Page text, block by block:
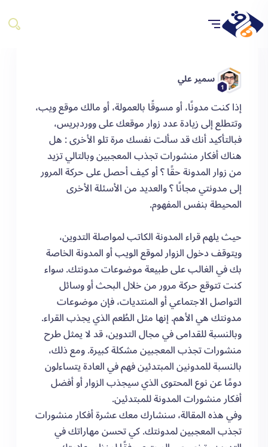
1 سمير علي
إذا كنت مدونًا، أو مسوقًا بالعمولة، أو مالك موقع ويب،
وتتطلع إلى زيادة عدد زوار موقعك على ووردبريس،
فبالتأكيد أنك قد سألت نفسك مرة تلو الأخرى : هل
هناك أفكار منشورات تجذب المعجبين وبالتالي تزيد
من زوار المدونة حقًا ؟ أو كيف أحصل على حركة المرور
إلى مدونتي مجانًا ؟ والعديد من الأسئلة الأخرى
المحيطة بنفس المفهوم.
حيث يلهم قراء المدونة الكاتب لمواصلة التدوين،
ويتوقف دخول الزوار لموقع الويب أو المدونة الخاصة
بك في الغالب على طبيعة موضوعات مدونتك. سواء
كنت تتوقع حركة مرور من خلال البحث أو وسائل
التواصل الاجتماعي أو المنتديات، فإن موضوعات
مدونتك هي الأهم. إنها مثل الطُعم الذي يجذب القراء.
وبالنسبة للقدامى في مجال التدوين، قد لا يمثل طرح
منشورات تجذب المعجبين مشكلة كبيرة. ومع ذلك،
بالنسبة للمدونين المبتدئين فهم في العادة يتساءلون
دومًا عن نوع المحتوى الذي سيجذب الزوار أو أفضل
أفكار منشورات المدونة للمبتدئين.
وفي هذه المقالة، سنشارك معك عشرة أفكار منشورات
تجذب المعجبين لمدونتك. كي تحسن مهاراتك في